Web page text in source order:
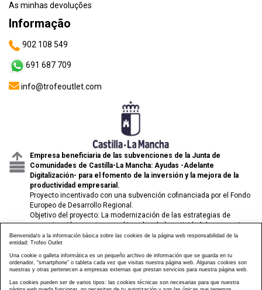
As minhas devoluções
Informação
902 108 549
691 687 709
info@trofeoutlet.com
Empresa beneficiaria de las subvenciones de la Junta de
Comunidades de Castilla-La Mancha: Ayudas -Adelante
Digitalización- para el fomento de la inversión y la mejora de la
productividad empresarial.
Proyecto incentivado con una subvención cofinanciada por el Fondo
Europeo de Desarrollo Regional.
Objetivo del proyecto: La modernización de las estrategias de
comunicación y venta para el impulso de la actividad de comercio
electrónico de las pymes.
Bienvenida/o a la información básica sobre las cookies de la página web responsabilidad de la
entidad: Trofeo Outlet
Una cookie o galleta informática es un pequeño archivo de información que se guarda en tu
ordenador, “smartphone” o tableta cada vez que visitas nuestra página web. Algunas cookies son
nuestras y otras pertenecen a empresas externas que prestan servicios para nuestra página web.
Las cookies pueden ser de varios tipos: las cookies técnicas son necesarias para que nuestra